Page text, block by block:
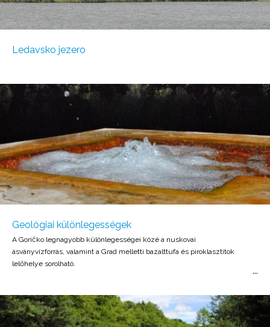
Ledavsko jezero
Geológiai különlegességek
A Goričko legnagyobb különlegességei közé a nuskovai
ásványvízforrás, valamint a Grad melletti bazalttufa és piroklasztitok
lelőhelye sorolható.